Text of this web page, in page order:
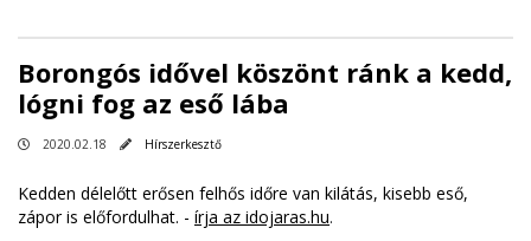
Borongós idővel köszönt ránk a kedd,
lógni fog az eső lába
2020.02.18 Hírszerkesztő
Kedden délelőtt erősen felhős időre van kilátás, kisebb eső,
zápor is előfordulhat. - írja az idojaras.hu.